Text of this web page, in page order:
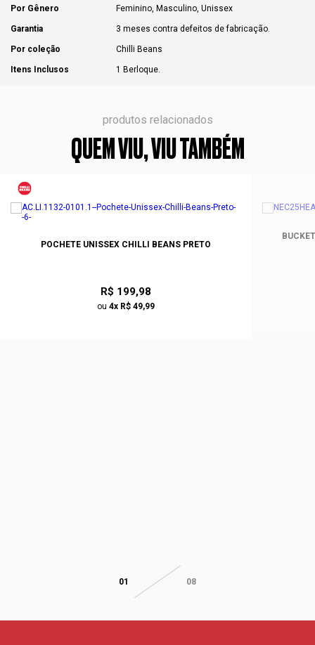
Por Gênero Feminino, Masculino, Unissex
Garantia 3 meses contra defeitos de fabricação.
Por coleção Chilli Beans
Itens Inclusos 1 Berloque.
produtos relacionados
QUEM VIU, VIU TAMBÉM
POCHETE UNISSEX CHILLI BEANS PRETO
R$ 199,98
ou 4x R$ 49,99
01 08